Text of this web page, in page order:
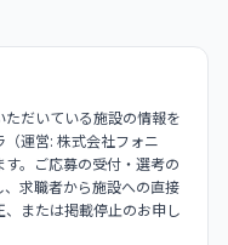
だいている施設の情報を
運営: 株式会社フォニ
。ご応募の受付・選考の
求職者から施設への直接
または掲載停止のお申し